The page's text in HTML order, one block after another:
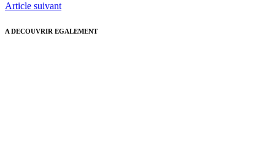
Article suivant
A DECOUVRIR EGALEMENT